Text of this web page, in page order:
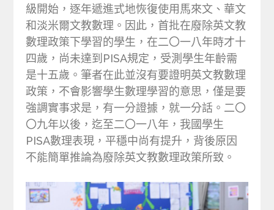
級開始，逐年遞進式地恢復使用馬來文、華文
和淡米爾文教數理。因此，首批在廢除英文教
數理政策下學習的學生，在二〇一八年時才十
四歲，尚未達到PISA規定，受測學生年齡需
是十五歲。筆者在此並沒有要證明英文教數理
政策，不會影響學生數理學習的意思，僅是要
強調實事求是，有一分證據，就一分話。二〇
〇九年以後，迄至二〇一八年，我國學生
PISA數理表現，平穩中尚有提升，背後原因
不能簡單推論為廢除英文教數理政策所致。